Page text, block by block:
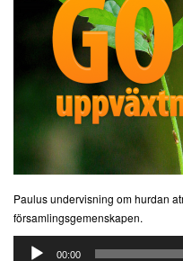
Paulus undervisning om hurdan
församlingsgemenskapen.
Ljudspelare
00:00